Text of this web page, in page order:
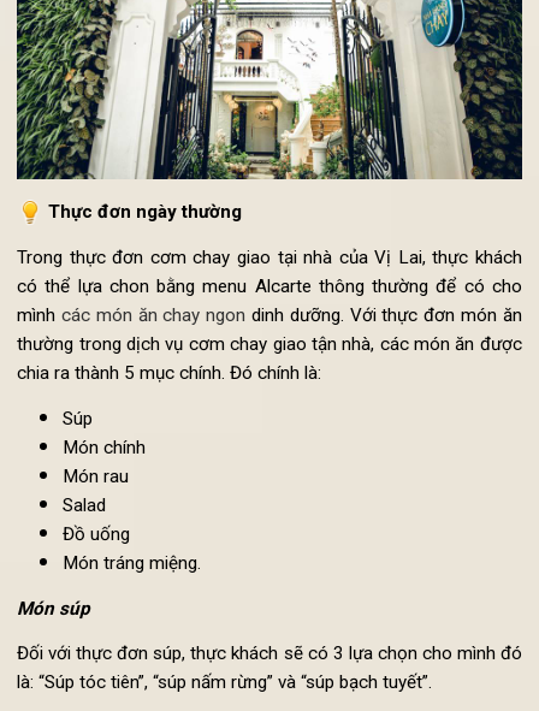
Thực đơn ngày thường
Trong thực đơn cơm chay giao tại nhà của Vị Lai, thực
mìnhcác món ăn chay ngon
thường trong dịch vụ cơm chay giao tận nhà, các món ăn
Súp
Món chính
Món rau
Đồ uống
Món tráng miệng.